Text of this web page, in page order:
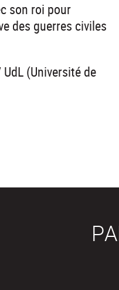
son roi pour
des guerres civiles
(Université de